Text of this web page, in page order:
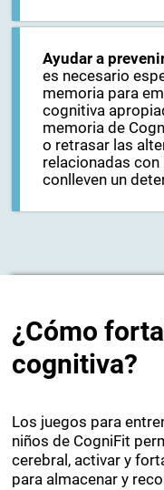
Ayudar a
es necesario
memoria para
cognitiva
memoria de
o retrasar las
relacionadas
conlleven un
¿Cómo
cognitiva?
Los juegos para
niños de CogniFit
cerebral, activar y
para almacenar y